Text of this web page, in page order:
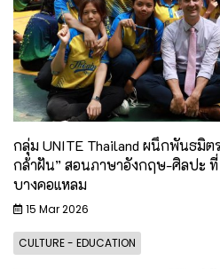
กลุ่ม UNITE Thailand ผนึกพันธมิต
กล้าฝัน” สอนภาษาอังกฤษ-ศิลปะ ที่
บางคอแหลม
15 Mar 2026
CULTURE - EDUCATION